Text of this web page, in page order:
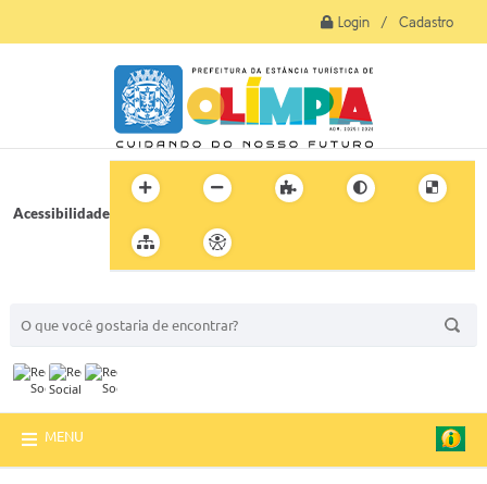
Login / Cadastro
Acessibilidade
MENU